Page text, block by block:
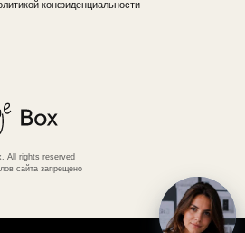
All rights reserved
сайта запрещено
конфиденциальности